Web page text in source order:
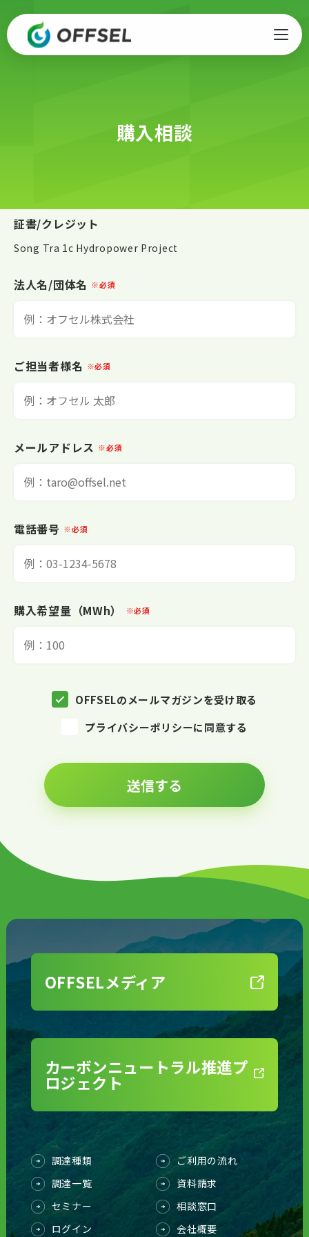
購入相談
証書/クレジット
Song Tra 1c Hydropower Project
法人名/団体名 ※必須
ご担当者様名 ※必須
メールアドレス ※必須
電話番号 ※必須
購入希望量（MWh） ※必須
OFFSELのメールマガジンを受け取る
プライバシーポリシーに同意する
送信する
OFFSELメディア
カーボンニュートラル推進プ
ロジェクト
調達種類
調達一覧
セミナー
ログイン
ご利用の流れ
資料請求
相談窓口
会社概要